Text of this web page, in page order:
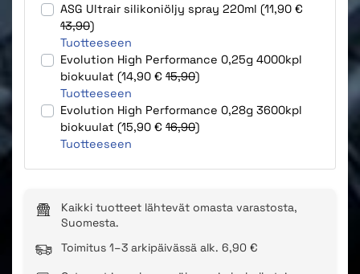
ASG Ultrair silikoniöljy spray 220ml (11,90 €
13,90)
Tuotteeseen
Evolution High Performance 0,25g 4000kpl
biokuulat (14,90 € 15,90)
Tuotteeseen
Evolution High Performance 0,28g 3600kpl
biokuulat (15,90 € 16,90)
Tuotteeseen
Kaikki tuotteet lähtevät omasta varastosta,
Suomesta.
Toimitus 1–3 arkipäivässä alk. 6,90 €